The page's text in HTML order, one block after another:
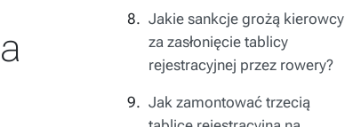
Jakie sankcje grożą kierowcy
za zasłonięcie tablicy
rejestracyjnej przez rowery?
Jak zamontować trzecią